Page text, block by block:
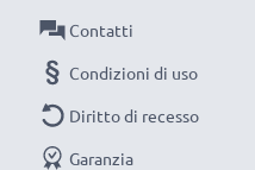
le migliori prestazioni e
garanzia.
Contatti
Condizioni di uso
Diritto di recesso
Garanzia